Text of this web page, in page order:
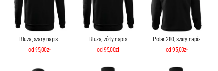
Bluza, szary napis
od 95,00zł
Bluza, żółty napis
od 95,00zł
Polar 280, szary napis
od 95,00zł